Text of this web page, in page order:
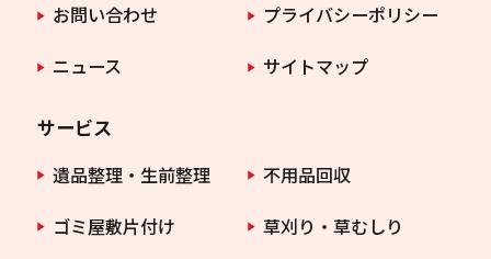
お問い合わせ
プライバシーポリシー
ニュース
サイトマップ
サービス
遺品整理・生前整理
不用品回収
ゴミ屋敷片付け
草刈り・草むしり